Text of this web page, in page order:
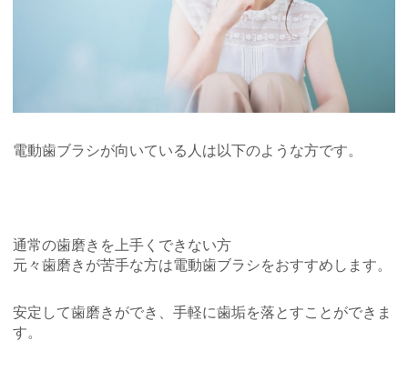
電動歯ブラシが向いている人は以下のような方です。
通常の歯磨きを上手くできない方
元々歯磨きが苦手な方は電動歯ブラシをおすすめします。
安定して歯磨きができ、手軽に歯垢を落とすことができま
す。